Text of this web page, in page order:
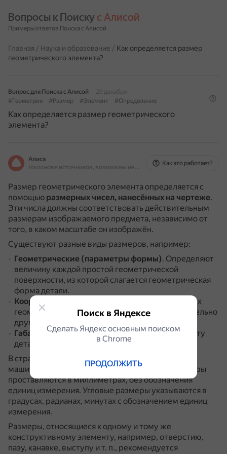
Вопросы к Поиску с Алисой
Примеры ответов Поиска с Алисой
Главная / Наука и образование / Как определяется размер
геометрического элемента?
Вопрос для Поиска с Алисой
20 декабря
#Геометрия
#Размер #Элемент #Определение
Как определяется размер геометрического
элемента?
Алиса
На основе источников, возможны неточности
Как это работает?
Размер геометрического элемента определяется с
помощью размерных чисел, нанесённых на чертеже.
Эти числа должны соответствовать действительным
размерам изображаемого предмета, независимо от
того, в каком масштабе он изображён.
Существуют разные виды размеров, например:
Геометрические (параметры формы). Определяют
величину каждой простой геометрической
поверхности, из которой слагается геометрическая
форма детали.
Координатные
Определяют положение простых
геометрических тел (их поверхностей) относительно
друг друга.
Габаритные.Определяют длину, ширину и высоту
детали.
В странах с метрической системой измерения на
машиностроительных чертежах линейные размеры
проставляются в миллиметрах, без обозначения
единиц измерения. Угловые размеры указываются в
градусах, радианах, минутах с обозначением единиц
измерения.
Размеры, относящиеся к одному и тому же
конструктивному элементу, например, отверстию,
пазу, канавке, выступу и т. п., рекомендуется
Поиск в Яндексе
Сделать Яндекс основным поиском
в Сhrome
ПРОДОЛЖИТЬ